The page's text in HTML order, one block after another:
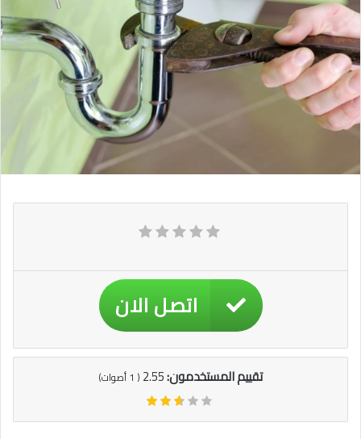
اتصل الان
تقييم المستخدمون:2.55
(
1أصوات)